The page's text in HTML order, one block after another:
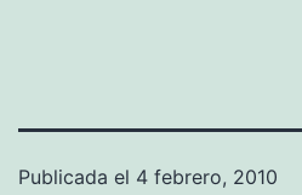
Publicada el 4 febrero, 2010